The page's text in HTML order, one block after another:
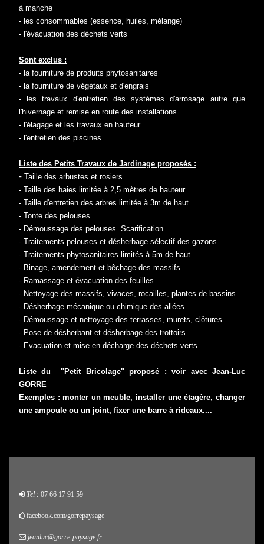
à manche
- les consommables (essence, huiles, mélange)
- l'évacuation des déchets verts
Sont exclus :
- la fourniture de produits phytosanitaires
- la fourniture de végétaux et d'engrais
- les travaux d'entretien des systèmes d'arrosage autre que
l'hivernage et remise en route des installations
- l'élagage et les travaux en hauteur
- l'entretien des piscines
Liste des Petits Travaux de Jardinage proposés :
- Taille des arbustes et rosiers
- Taille des haies limitée à 2,5 mètres de hauteur
- Taille d'entretien des arbres limitée à 3m de haut
- Tonte des pelouses
- Démoussage des pelouses. Scarification
- Traitements pelouses et désherbage sélectif des gazons
- Traitements phytosanitaires limités à 5m de haut
- Binage, amendement et bêchage des massifs
- Ramassage et évacuation des feuilles
- Nettoyage des massifs, vivaces, rocailles, plantes de bassins
- Désherbage mécanique ou chimique des allées
- Démoussage et nettoyage des terrasses, murets, clôtures
- Pose de désherbant et désherbage des trottoirs
- Evacuation et mise en décharge des déchets verts
Liste du "Petit Bricolage" proposé : voir avec Jean-Luc
GORRE
Exemples :monter un meuble, installer une étagère, changer
une ampoule ou un joint, fixer une barre à rideaux....
Tel : 07 66 17 91 59
facebook.com/gorrepaysage
jeanluc@gorre-paysage.fr